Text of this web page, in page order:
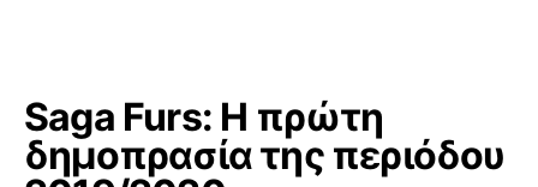
Saga Furs: Η πρώτη
δημοπρασία της περιόδου